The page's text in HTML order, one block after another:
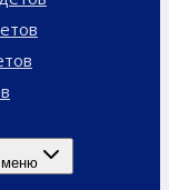
меню